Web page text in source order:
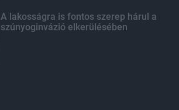
A lakosságra is fontos szerep hárul a
szúnyoginvázió elkerülésében